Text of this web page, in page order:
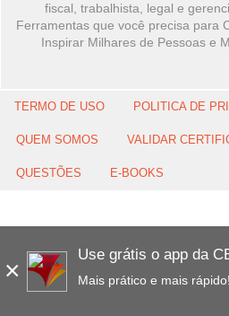
×
Use grátis o app da
Mais prático e mais rápido!
fiscal, trabalhista, legal e
Ferramentas que você precisa para
Inspirar Milhares de Pessoas e
TERMO DE USO POLITICA DE
QUEM SOMOS VALIDAR
QUESTÕES E-BOOKS